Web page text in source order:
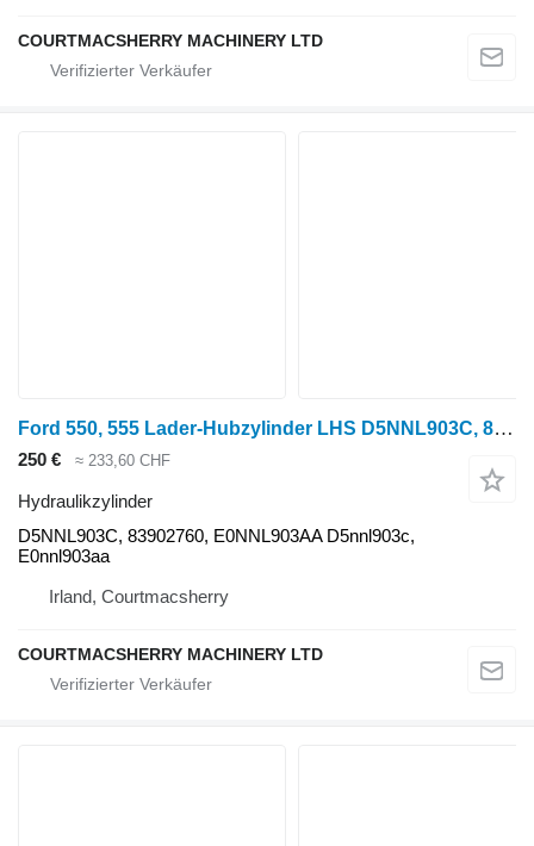
COURTMACSHERRY MACHINERY LTD
Ford 550, 555 Lader-Hubzylinder LHS D5NNL903C, 83902760, E0NNL903AA, 77 Hydraulikzylinder für Ford 550 Radtraktor
250 € ≈ 233,60 CHF
Hydraulikzylinder
D5NNL903C, 83902760, E0NNL903AA D5nnl903c,
E0nnl903aa
Irland, Courtmacsherry
COURTMACSHERRY MACHINERY LTD